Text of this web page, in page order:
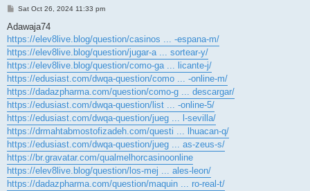
P
s
Sat Oct 26, 2024 11:33 pm
Adawaja74
https://elev8live.blog/question/casinos ... -espana-m/
https://elev8live.blog/question/jugar-a ... sortear-y/
https://elev8live.blog/question/como-ga ... licante-j/
https://edusiast.com/dwqa-question/como ... -online-m/
https://dadazpharma.com/question/como-g ... descargar/
https://edusiast.com/dwqa-question/list ... -online-5/
https://edusiast.com/dwqa-question/jueg ... l-sevilla/
https://drmahtabmostofizadeh.com/questi ... lhuacan-q/
https://edusiast.com/dwqa-question/jueg ... as-zeus-s/
https://br.gravatar.com/qualmelhorcasinoonline
https://elev8live.blog/question/los-mej ... ales-leon/
https://dadazpharma.com/question/maquin ... ro-real-t/